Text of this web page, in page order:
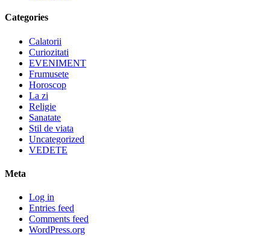
Categories
Calatorii
Curiozitati
EVENIMENT
Frumusete
Horoscop
La zi
Religie
Sanatate
Stil de viata
Uncategorized
VEDETE
Meta
Log in
Entries feed
Comments feed
WordPress.org